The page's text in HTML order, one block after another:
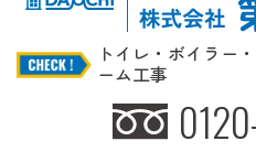
トイレ・ボイラー
ーム工事